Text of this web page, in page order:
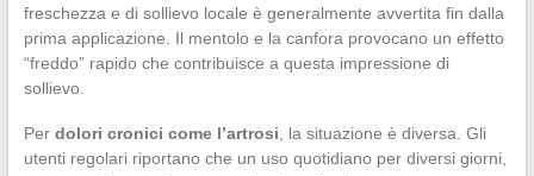
freschezza e di sollievo locale è generalmente avvertita fin dalla
prima applicazione. Il mentolo e la canfora provocano un effetto
“freddo” rapido che contribuisce a questa impressione di
sollievo.
Per dolori cronici come l’artrosi, la situazione è diversa. Gli
utenti regolari riportano che un uso quotidiano per diversi giorni,